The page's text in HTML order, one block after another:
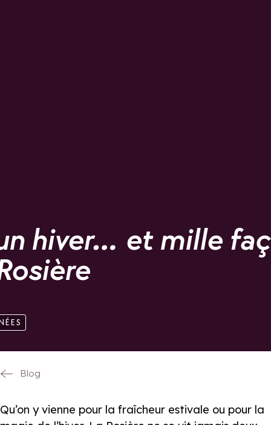
hiver… et mille
Blog
Qu’on y vienne pour la fraîcheur estivale ou pour la